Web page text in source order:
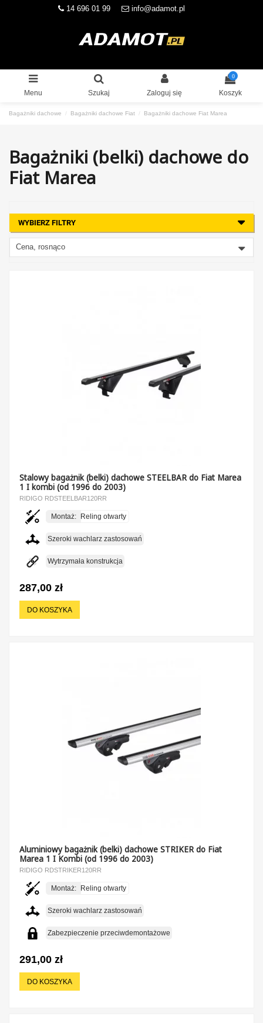
14 696 01 99 info@adamot.pl
Menu Szukaj Zaloguj się
0
Koszyk
Bagażniki dachowe Bagażniki dachowe Fiat Bagażniki dachowe Fiat Marea
Bagażniki (belki) dachowe do
Fiat Marea
WYBIERZ FILTRY
Cena, rosnąco
Stalowy bagażnik (belki) dachowe STEELBAR do Fiat Marea
1 I kombi (od 1996 do 2003)
RIDIGO RDSTEELBAR120RR
Montaż: Reling otwarty
Szeroki wachlarz zastosowań
Wytrzymała konstrukcja
287,00 zł
DO KOSZYKA
Aluminiowy bagażnik (belki) dachowe STRIKER do Fiat
Marea 1 I Kombi (od 1996 do 2003)
RIDIGO RDSTRIKER120RR
Montaż: Reling otwarty
Szeroki wachlarz zastosowań
Zabezpieczenie przeciwdemontażowe
291,00 zł
DO KOSZYKA